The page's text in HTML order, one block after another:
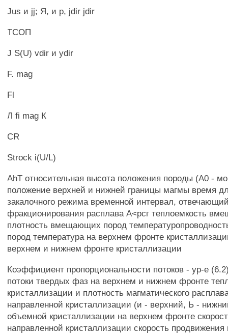
Jus и jj; Я, и p, jdir jdir
ТСОП
J S(U) vdir и ydir
F. mag
Fl
Л fi mag К
CR
Strock i(U/L)
AhT относительная высота положения породы (А0 -
положение верхней и нижней границы магмы время
закалочного режима временной интервал,
фракционирования расплава А<рсг теплоемкость
плотность вмещающих пород
пород температура на верхнем фронте
верхнем и нижнем фронте кристаллизации
Коэффициент пропорциональности потоков - ур-е
потоки твердых фаз на верхнем и нижнем фронте
кристаллизации и плотность магматического
направленной кристаллизации (и - верхний, Ь -
объемной кристаллизации на верхнем фронте
направленной кристаллизации скорость